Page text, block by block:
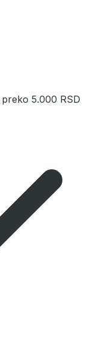
5.000 RSD